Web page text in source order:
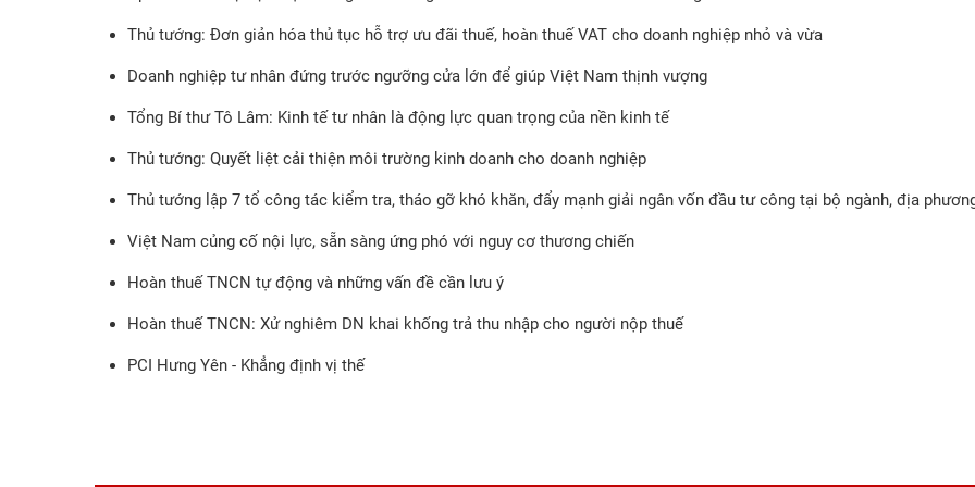
Thủ tướng: Đơn giản hóa thủ tục hỗ trợ ưu đãi thuế, hoàn thuế VAT cho doanh nghiệp nhỏ và vừa
Doanh nghiệp tư nhân đứng trước ngưỡng cửa lớn để giúp Việt Nam thịnh vượng
Tổng Bí thư Tô Lâm: Kinh tế tư nhân là động lực quan trọng của nền kinh tế
Thủ tướng: Quyết liệt cải thiện môi trường kinh doanh cho doanh nghiệp
Thủ tướng lập 7 tổ công tác kiểm tra, tháo gỡ khó khăn, đẩy mạnh giải ngân vốn đầu tư công tại bộ ngành, địa
Việt Nam củng cố nội lực, sẵn sàng ứng phó với nguy cơ thương chiến
Hoàn thuế TNCN tự động và những vấn đề cần lưu ý
Hoàn thuế TNCN: Xử nghiêm DN khai khống trả thu nhập cho người nộp thuế
PCI Hưng Yên - Khẳng định vị thế